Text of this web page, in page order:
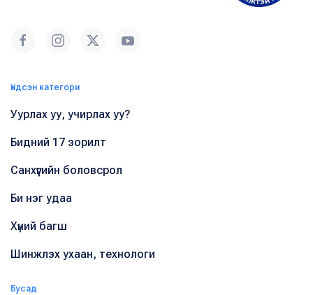
Үндсэн категори
Уурлах уу, учирлах уу?
Бидний 17 зорилт
Санхүүгийн боловсрол
Би нэг удаа
Хүний багш
Шинжлэх ухаан, технологи
Бусад